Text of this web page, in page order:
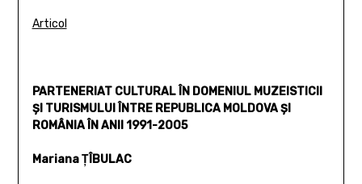
Articol
PARTENERIAT CULTURAL ÎN DOMENIUL MUZEISTICII
ŞI TURISMULUI ÎNTRE REPUBLICA MOLDOVA ŞI
ROMÂNIA ÎN ANII 1991-2005
Mariana ŢÎBULAC